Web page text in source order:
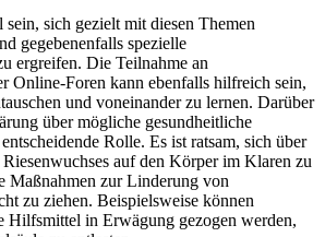
sich gezielt mit diesen Themen
gegebenenfalls spezielle
ergreifen. Die Teilnahme an
Online-Foren kann ebenfalls hilfreich sein,
und voneinander zu lernen. Darüber
über mögliche gesundheitliche
Rolle. Es ist ratsam, sich über
auf den Körper im Klaren zu
Maßnahmen zur Linderung von
zu ziehen. Beispielsweise können
Hilfsmittel in Erwägung gezogen werden,